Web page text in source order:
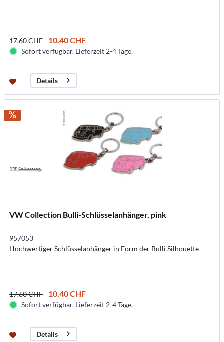
17.60 CHF 10.40 CHF
Sofort verfügbar. Lieferzeit 2-4 Tage.
Details
VW Collection Bulli-Schlüsselanhänger, pink
957053
Hochwertiger Schlüsselanhänger in Form der Bulli Silhouette
17.60 CHF 10.40 CHF
Sofort verfügbar. Lieferzeit 2-4 Tage.
Details